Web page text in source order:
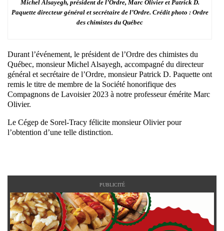
Michel Alsayegh, président de l’Ordre, Marc Olivier et Patrick D.
Paquette directeur général et secrétaire de l’Ordre. Crédit photo : Ordre
des chimistes du Québec
Durant l’événement, le président de l’Ordre des chimistes du
Québec, monsieur Michel Alsayegh, accompagné du directeur
général et secrétaire de l’Ordre, monsieur Patrick D. Paquette ont
remis le titre de membre de la Société honorifique des
Compagnons de Lavoisier 2023 à notre professeur émérite Marc
Olivier.
Le Cégep de Sorel-Tracy félicite monsieur Olivier pour
l’obtention d’une telle distinction.
PUBLICITÉ